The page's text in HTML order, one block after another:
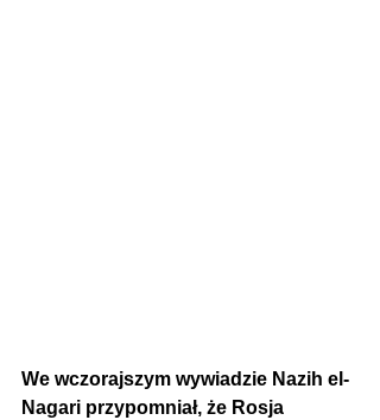
We wczorajszym wywiadzie Nazih el-
Nagari przypomniał, że Rosja